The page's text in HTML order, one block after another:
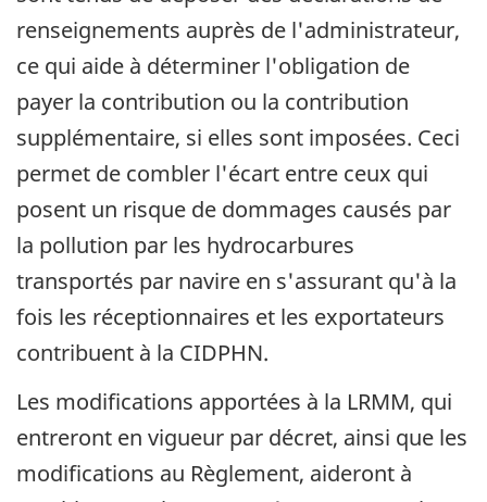
renseignements auprès de l'administrateur,
ce qui aide à déterminer l'obligation de
payer la contribution ou la contribution
supplémentaire, si elles sont imposées. Ceci
permet de combler l'écart entre ceux qui
posent un risque de dommages causés par
la pollution par les hydrocarbures
transportés par navire en s'assurant qu'à la
fois les réceptionnaires et les exportateurs
contribuent à la CIDPHN.
Les modifications apportées à la LRMM, qui
entreront en vigueur par décret, ainsi que les
modifications au Règlement, aideront à